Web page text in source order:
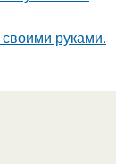
руками.